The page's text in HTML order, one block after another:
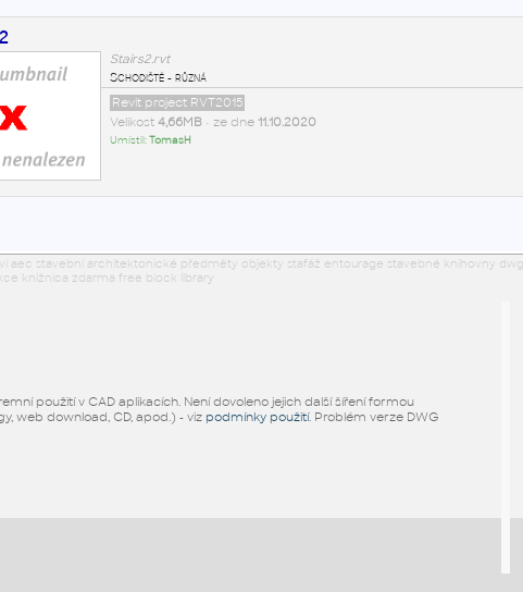
Stairs2.rvt
Schodiště - různá
Revit project RVT2015
Velikost 4,66MB• ze dne 11.10.2020
Umístil:TomasH
aec stavební architektonické předměty objekty stafáž entourage stavebné knihovny
knižnica zdarma free block library
použití v CAD aplikacích. Není dovoleno jejich další šíření formou
web download, CD, apod.) - viz podmínky použití. Problém verze DWG